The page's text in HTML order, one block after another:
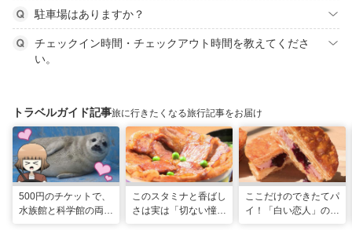
駐車場はありますか？
チェックイン時間・チェックアウト時間を教えてくださ
い。
トラベルガイド記事旅に行きたくなる旅行記事をお届け
500円のチケットで、
水族館と科学館の両方
このスタミナと香ばし
さは実は「切ない憧
ここだけのできたてパ
イ！「白い恋人」の石